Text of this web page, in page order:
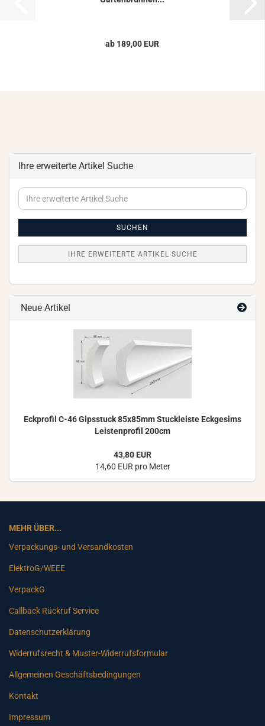
ab 189,00 EUR
Ihre erweiterte Artikel Suche
Ihre
erweiterte
SUCHEN
IHRE ERWEITERTE ARTIKEL SUCHE
Neue Artikel
Eck­pro­fil C-46 Gips­stuck 85x85mm Stuck­leis­te Eck­ge­sims
Leis­ten­pro­fil 200cm
43,80 EUR
14,60 EUR pro Meter
MEHR ÜBER...
Verpackungs- und Versandkosten
ElektroG/WEEE
VerpackG
Callback Rückruf Service
Datenschutzerklärung
Widerrufsrecht & Muster-Widerrufsformular
Allgemeinen Geschäftsbedingungen
Kontakt
Impressum